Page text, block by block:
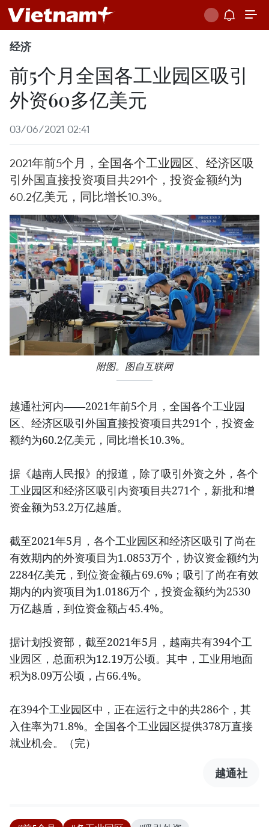
经济
前5个月全国各工业园区吸引
外资60多亿美元
03/06/2021 02:41
2021年前5个月，全国各个工业园区、经济区吸
引外国直接投资项目共291个，投资金额约为
60.2亿美元，同比增长10.3%。
附图。图自互联网
越通社河内——2021年前5个月，全国各个工业园
区、经济区吸引外国直接投资项目共291个，投资金
额约为60.2亿美元，同比增长10.3%。
据《越南人民报》的报道，除了吸引外资之外，各个
工业园区和经济区吸引内资项目共271个，新批和增
资金额为53.2万亿越盾。
截至2021年5月，各个工业园区和经济区吸引了尚在
有效期内的外资项目为1.0853万个，协议资金额约为
2284亿美元，到位资金额占69.6%；吸引了尚在有效
期内的内资项目为1.0186万个，投资金额约为2530
万亿越盾，到位资金额占45.4%。
据计划投资部，截至2021年5月，越南共有394个工
业园区，总面积为12.19万公顷。其中，工业用地面
积为8.09万公顷，占66.4%。
在394个工业园区中，正在运行之中的共286个，其
入住率为71.8%。全国各个工业园区提供378万直接
就业机会。（完）
越通社